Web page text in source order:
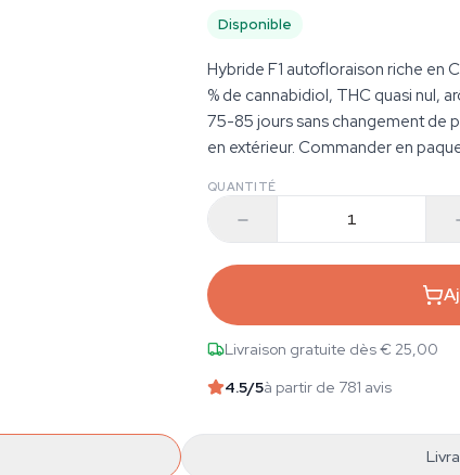
Disponible
Hybride F1 autofloraison riche en
% de cannabidiol, THC quasi nul,
75-85 jours sans changement de
en extérieur. Commander en
QUANTITÉ
Livraison gratuite dès € 25,00
4.5/5à partir de 781 avis